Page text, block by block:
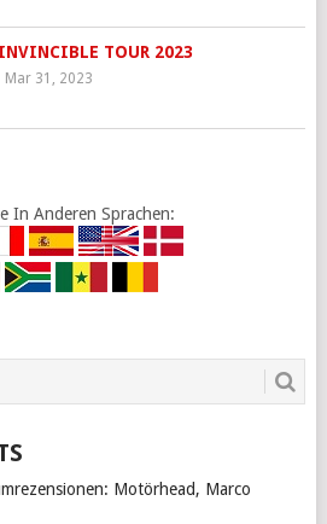
TOUR 2023
Mar 31, 2023
In Anderen Sprachen:
Motörhead, Marco